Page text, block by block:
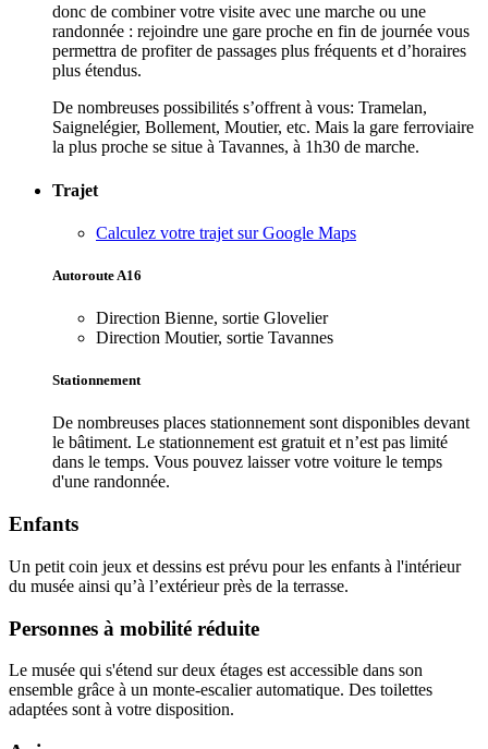
donc de combiner votre visite avec une marche ou une
randonnée : rejoindre une gare proche en fin de journée vous
permettra de profiter de passages plus fréquents et d’horaires
plus étendus.
De nombreuses possibilités s’offrent à vous: Tramelan,
Saignelégier, Bollement, Moutier, etc. Mais la gare ferroviaire
la plus proche se situe à Tavannes, à 1h30 de marche.
Trajet
Calculez votre trajet sur Google Maps
Autoroute A16
Direction Bienne, sortie Glovelier
Direction Moutier, sortie Tavannes
Stationnement
De nombreuses places stationnement sont disponibles devant
le bâtiment. Le stationnement est gratuit et n’est pas limité
dans le temps. Vous pouvez laisser votre voiture le temps
d'une randonnée.
Enfants
Un petit coin jeux et dessins est prévu pour les enfants à l'intérieur
du musée ainsi qu’à l’extérieur près de la terrasse.
Personnes à mobilité réduite
Le musée qui s'étend sur deux étages est accessible dans son
ensemble grâce à un monte-escalier automatique. Des toilettes
adaptées sont à votre disposition.